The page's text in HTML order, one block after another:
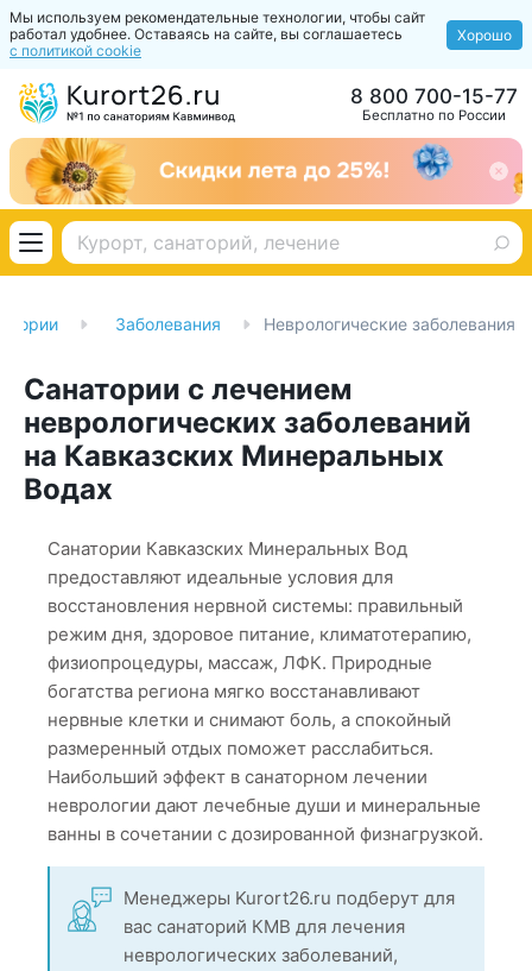
Мы используем рекомендательные технологии, чтобы сайт
работал удобнее. Оставаясь на сайте, вы соглашаетесь
с политикой cookie
Хорошо
Бесплатно по России
8 800 700-15-77
Заболевания Неврологические заболевания
Санатории с лечением
неврологических заболеваний
на Кавказских Минеральных
Водах
Санатории Кавказских Минеральных Вод
предоставляют идеальные условия для
восстановления нервной системы: правильный
режим дня, здоровое питание, климатотерапию,
физиопроцедуры, массаж, ЛФК. Природные
богатства региона мягко восстанавливают
нервные клетки и снимают боль, а спокойный
размеренный отдых поможет расслабиться.
Наибольший эффект в санаторном лечении
неврологии дают лечебные души и минеральные
ванны в сочетании с дозированной физнагрузкой.
Менеджеры Kurort26.ru подберут для
вас санаторий КМВ для лечения
неврологических заболеваний,